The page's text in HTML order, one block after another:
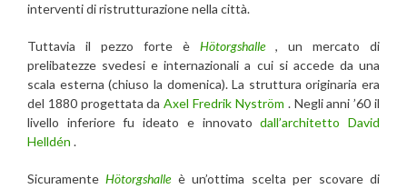
interventi di ristrutturazione nella città.
Tuttavia il pezzo forte è Hötorgshalle, un mercato di
prelibatezze svedesi e internazionali a cui si accede da una
scala esterna (chiuso la domenica). La struttura originaria era
del 1880 progettata daAxel Fredrik Nyström . Negli anni ’60 il
livello inferiore fu ideato e innovatodall’architettoDavid
Helldén .
SicuramenteHötorgshalleè un’ottima scelta per scovare di